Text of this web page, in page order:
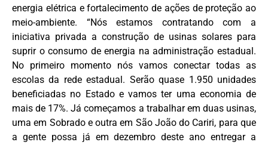
energia elétrica e fortalecimento de ações de proteção ao
meio-ambiente. “Nós estamos contratando com a
iniciativa privada a construção de usinas solares para
suprir o consumo de energia na administração estadual.
No primeiro momento nós vamos conectar todas as
escolas da rede estadual. Serão quase 1.950 unidades
beneficiadas no Estado e vamos ter uma economia de
mais de 17%. Já começamos a trabalhar em duas usinas,
uma em Sobrado e outra em São João do Cariri, para que
a gente possa já em dezembro deste ano entregar a